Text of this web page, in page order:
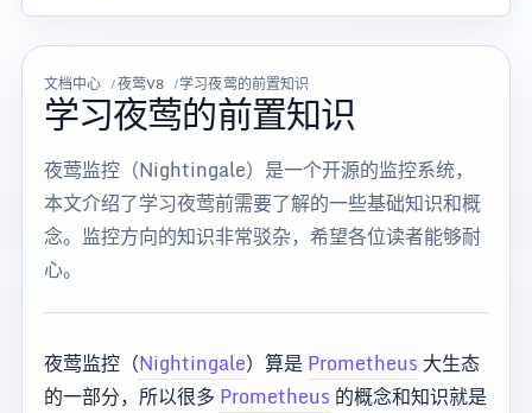
文档中心 夜莺V8 学习夜莺的前置知识
学习夜莺的前置知识
夜莺监控（Nightingale）是一个开源的监控系统，
本文介绍了学习夜莺前需要了解的一些基础知识和概
念。监控方向的知识非常驳杂，希望各位读者能够耐
心。
夜莺监控（Nightingale）算是Prometheus 大生态
的一部分，所以很多 Prometheus 的概念和知识就是